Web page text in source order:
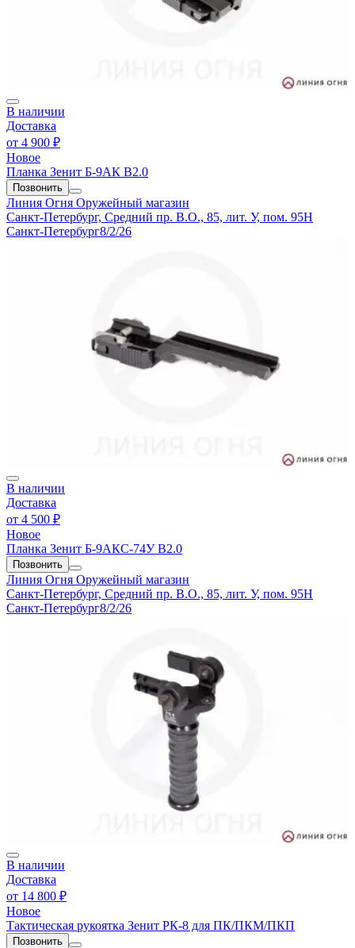
В наличии
Доставка
от 4 900 ₽
Новое
Планка Зенит Б-9АК В2.0
Позвонить
Линия Огня Оружейный магазин
Санкт-Петербург, Средний пр. В.О., 85, лит. У, пом. 95Н
Санкт-Петербург8/2/26
В наличии
Доставка
от 4 500 ₽
Новое
Планка Зенит Б-9АКС-74У В2.0
Позвонить
Линия Огня Оружейный магазин
Санкт-Петербург, Средний пр. В.О., 85, лит. У, пом. 95Н
Санкт-Петербург8/2/26
В наличии
Доставка
от 14 800 ₽
Новое
Тактическая рукоятка Зенит РК-8 для ПК/ПКМ/ПКП
Позвонить